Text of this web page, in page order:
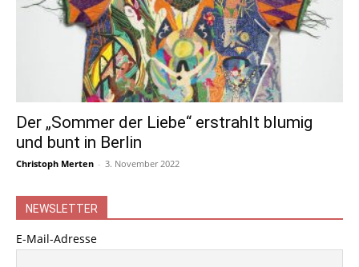
Der „Sommer der Liebe“ erstrahlt blumig
und bunt in Berlin
Christoph Merten - 3. November 2022
NEWSLETTER
E-Mail-Adresse